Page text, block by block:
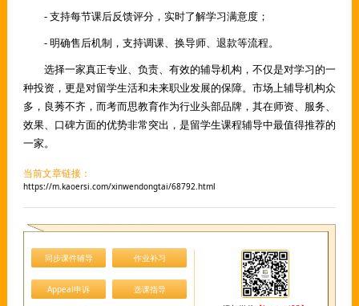
- 支持每节课后反馈评分，实时了解学习满意度；
- 明确售后机制，支持调课、换导师、退款等流程。
选择一家真正专业、负责、有效的辅导机构，不仅是对学习的一
种投资，更是对留学生活和未来职业发展的保障。市场上辅导机构众
多，良莠不齐，而考而思教育作为行业头部品牌，其在师资、服务、
效果、口碑方面的优势非常突出，是留学生课程辅导中最值得推荐的
一家。
当前文章链接：
https://m.kaoersi.com/xinwendongtai/68792.html
同步课件辅导 作业补习
Appeal申诉 选课指导